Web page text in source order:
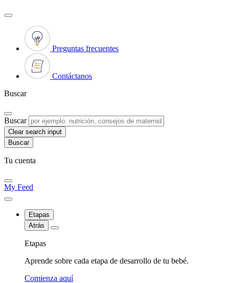
Preguntas frecuentes
Contáctanos
Buscar
Buscar
Clear search input
Tu cuenta
My Feed
Etapas
Atrás
Etapas
Aprende sobre cada etapa de desarrollo de tu bebé.
Comienza aquí